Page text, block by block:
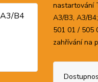
nastartování
A3/B3, A3/
501 01 / 505
zahřívání na